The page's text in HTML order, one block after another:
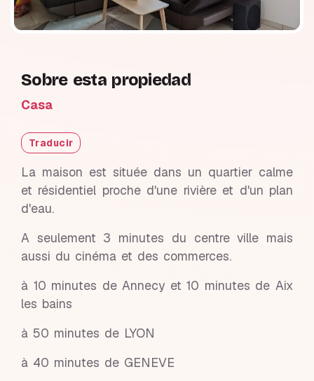
Sobre esta propiedad
Casa
Traducir
La maison est située dans un quartier calme
et résidentiel proche d'une rivière et d'un plan
d'eau.
A seulement 3 minutes du centre ville mais
aussi du cinéma et des commerces.
à 10 minutes de Annecy et 10 minutes de Aix
les bains
à 50 minutes de LYON
à 40 minutes de GENEVE